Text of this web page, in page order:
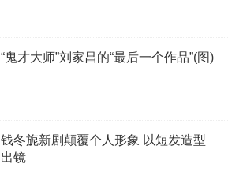
“鬼才大师”刘家昌的“最后一个作品”(图)
钱冬旎新剧颠覆个人形象 以短发造型
出镜